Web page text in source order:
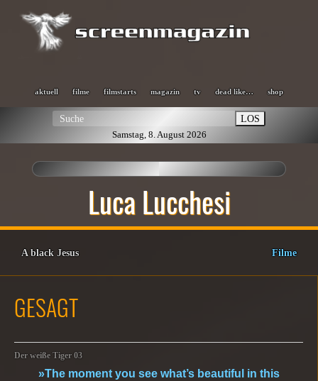
aktuell filme filmstarts magazin tv dead like… shop
LOS
Samstag, 8. August 2026
Luca Lucchesi
A black Jesus Filme
GESAGT
Der weiße Tiger 03
»The moment you see what’s beautiful in this